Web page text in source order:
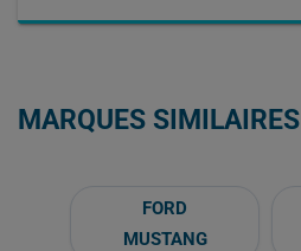
MARQUES SIMILAIRES
FORD
MUSTANG